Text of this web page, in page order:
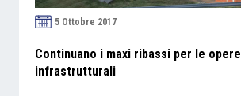
5 Ottobre 2017
Continuano i maxi ribassi per le opere
infrastrutturali